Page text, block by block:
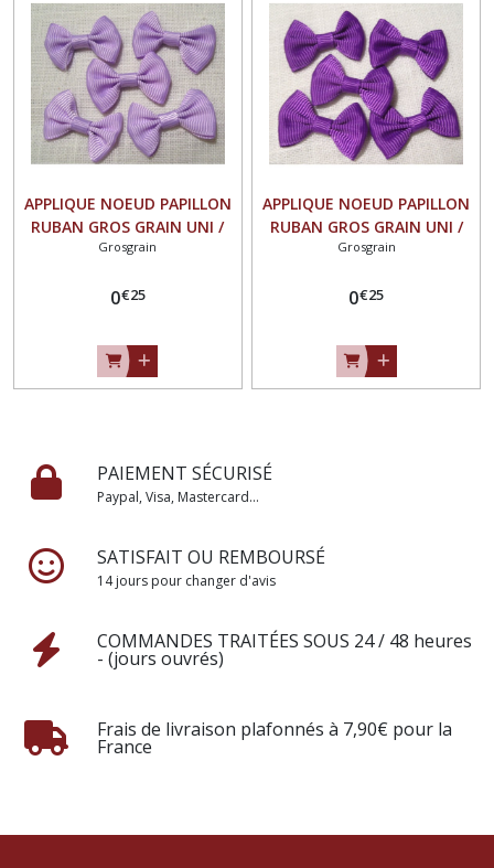
APPLIQUE NOEUD PAPILLON
RUBAN GROS GRAIN UNI /
PARME ** 35 X 23 mm **
Grosgrain
0€25
APPLIQUE NOEUD PAPILLON
RUBAN GROS GRAIN UNI /
MAUVE ** 35 X 23 mm **
Grosgrain
0€25
PAIEMENT SÉCURISÉ
Paypal, Visa, Mastercard...
SATISFAIT OU REMBOURSÉ
14 jours pour changer d'avis
COMMANDES TRAITÉES SOUS 24 / 48 heures
- (jours ouvrés)
Frais de livraison plafonnés à 7,90€ pour la
France